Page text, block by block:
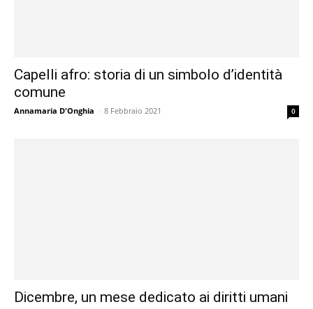
Capelli afro: storia di un simbolo d’identità
comune
Annamaria D'Onghia - 8 Febbraio 2021 0
Dicembre, un mese dedicato ai diritti umani